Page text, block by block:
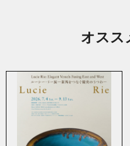
オスス